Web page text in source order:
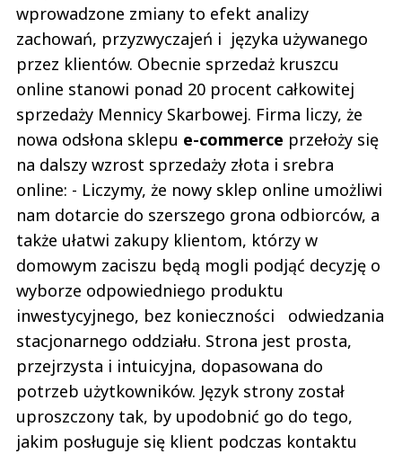
wprowadzone zmiany to efekt analizy
zachowań, przyzwyczajeń i języka używanego
przez klientów. Obecnie sprzedaż kruszcu
online stanowi ponad 20 procent całkowitej
sprzedaży Mennicy Skarbowej. Firma liczy, że
nowa odsłona sklepu e-commerce przełoży się
na dalszy wzrost sprzedaży złota i srebra
online: - Liczymy, że nowy sklep online umożliwi
nam dotarcie do szerszego grona odbiorców, a
także ułatwi zakupy klientom, którzy w
domowym zaciszu będą mogli podjąć decyzję o
wyborze odpowiedniego produktu
inwestycyjnego, bez konieczności odwiedzania
stacjonarnego oddziału. Strona jest prosta,
przejrzysta i intuicyjna, dopasowana do
potrzeb użytkowników. Język strony został
uproszczony tak, by upodobnić go do tego,
jakim posługuje się klient podczas kontaktu